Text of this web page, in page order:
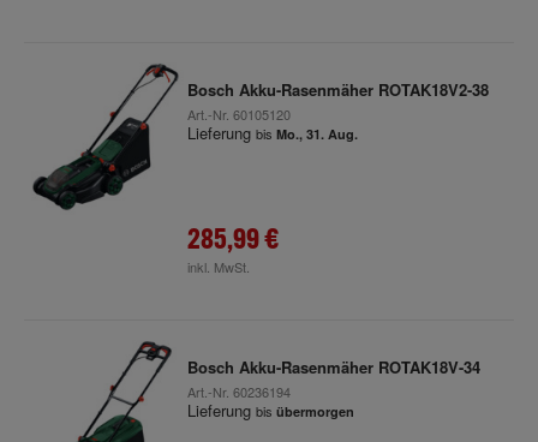
Bosch Akku-Rasenmäher ROTAK18V2-38
Art.-Nr. 60105120
Lieferung bis Mo., 31. Aug.
285,99 €
inkl. MwSt.
Bosch Akku-Rasenmäher ROTAK18V-34
Art.-Nr. 60236194
Lieferung bis übermorgen